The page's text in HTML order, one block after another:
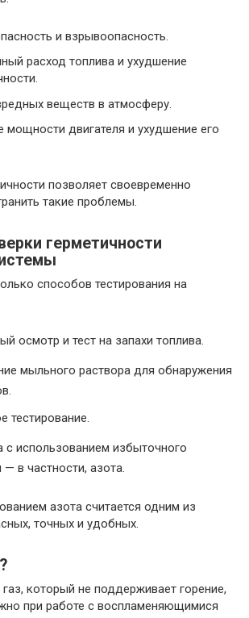
и взрывоопасность.
расход топлива и ухудшение
веществ в атмосферу.
мощности двигателя и ухудшение его
позволяет своевременно
такие проблемы.
герметичности
способов тестирования на
осмотр и тест на запахи топлива.
мыльного раствора для обнаружения
тестирование.
с использованием избыточного
— в частности, азота.
азота считается одним из
точных и удобных.
который не поддерживает горение,
при работе с воспламеняющимися